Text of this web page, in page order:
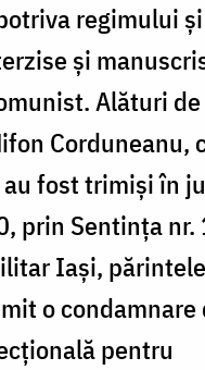
regimului
și
Alături de
Corduneanu,
fost trimiși în
prin Sentința nr.
Iași,
o condamnare
pentru